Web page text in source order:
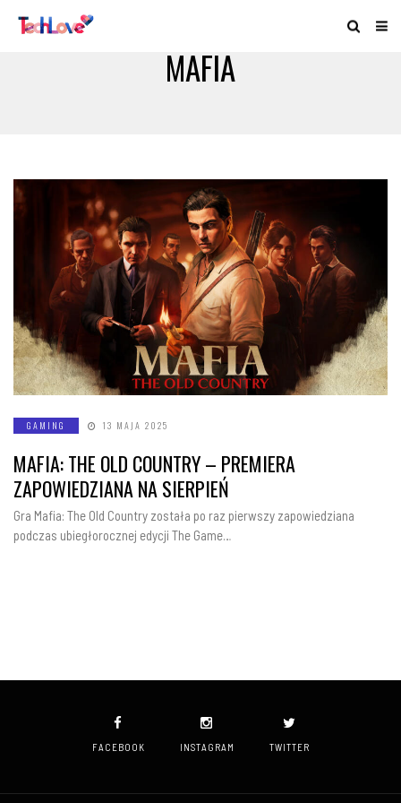
MAFIA
GAMING 13 MAJA 2025
MAFIA: THE OLD COUNTRY – PREMIERA
ZAPOWIEDZIANA NA SIERPIEŃ
Gra Mafia: The Old Country została po raz pierwszy zapowiedziana
podczas ubiegłorocznej edycji The Game…
FACEBOOK INSTAGRAM TWITTER